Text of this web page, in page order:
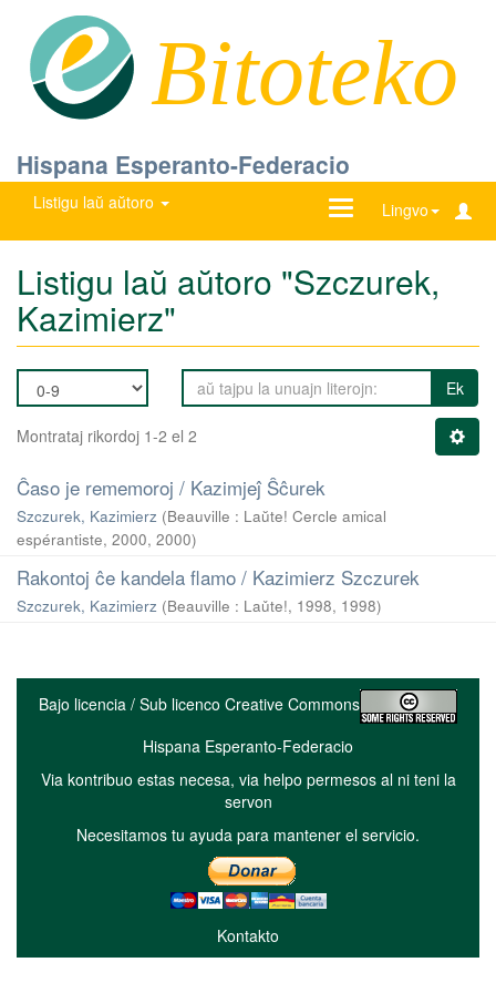
Bitoteko
Hispana Esperanto-Federacio
Listigu laŭ aŭtoro Lingvo
Ŝanĝu
Listigu laŭ aŭtoro "Szczurek,
Kazimierz"
Ek
Montrataj rikordoj 1-2 el 2
Ĉaso je rememoroj / Kazimjeĵ Ŝĉurek
Szczurek, Kazimierz (Beauville : Laŭte! Cercle amical
espérantiste, 2000, 2000)
Rakontoj ĉe kandela flamo / Kazimierz Szczurek
Szczurek, Kazimierz (Beauville : Laǔte!, 1998, 1998)
Bajo licencia / Sub licenco Creative Commons
Hispana Esperanto-Federacio
Via kontribuo estas necesa, via helpo permesos al ni teni la
servon
Necesitamos tu ayuda para mantener el servicio.
Kontakto